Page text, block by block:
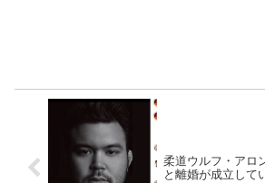
柔道ウルフ・アロ
と離婚が成立して